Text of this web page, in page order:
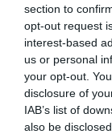
section to
opt-out request
interest-based
us or personal
your opt-out.
disclosure of
IAB’s list of
also be
hagyod teljesen
Olvasd el